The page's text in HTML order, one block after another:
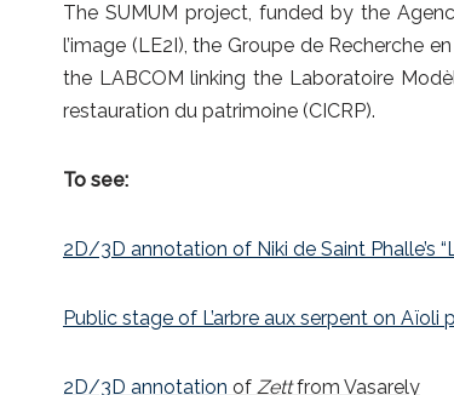
The SUMUM project, funded by the
l’image (LE2I), the Groupe de Recherche
the LABCOM linking the Laboratoire
restauration du patrimoine (CICRP).
To see:
2D/3D annotation of Niki de Saint Phalle’s
Public stage of L’arbre aux serpent on Aïoli
2D/3D annotation of Zettfrom Vasarely